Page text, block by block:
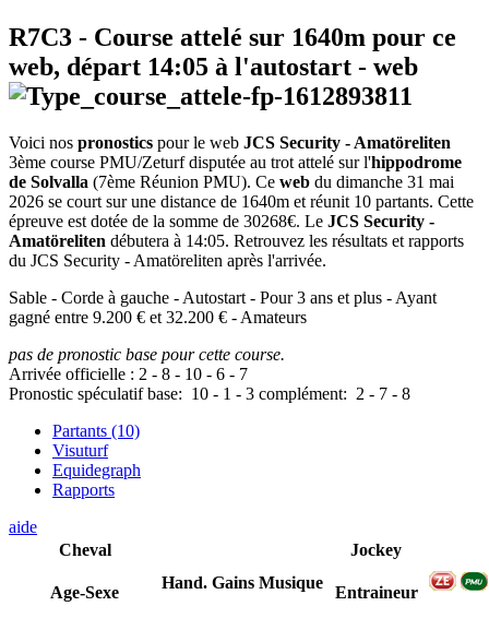
R7C3 - Course attelé sur 1640m pour ce
web, départ 14:05 à l'autostart - web
Voici nos pronostics pour le web JCS Security - Amatöreliten
3ème course PMU/Zeturf disputée au trot attelé sur l'hippodrome
de Solvalla (7ème Réunion PMU). Ce web du dimanche 31 mai
2026 se court sur une distance de 1640m et réunit 10 partants. Cette
épreuve est dotée de la somme de 30268€. Le JCS Security -
Amatöreliten débutera à 14:05. Retrouvez les résultats et rapports
du JCS Security - Amatöreliten après l'arrivée.
Sable - Corde à gauche - Autostart - Pour 3 ans et plus - Ayant
gagné entre 9.200 € et 32.200 € - Amateurs
pas de pronostic base pour cette course.
Arrivée officielle : 2 - 8 - 10 - 6 - 7
Pronostic spéculatif base: 10 - 1 - 3 complément: 2 - 7 - 8
Partants (10)
Visuturf
Equidegraph
Rapports
aide
Cheval
Age-Sexe
Hand. Gains Musique
Jockey
Entraineur